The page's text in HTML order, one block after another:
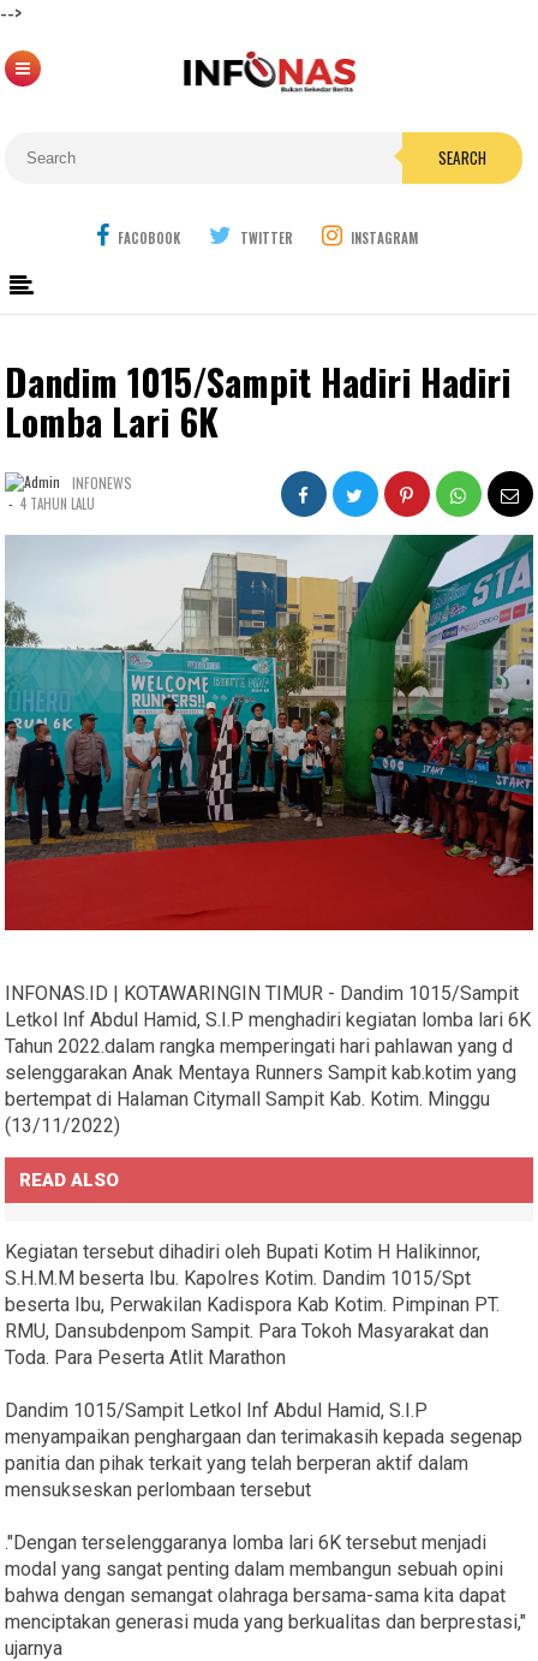
-->
SEARCH
FACOBOOK TWITTER INSTAGRAM
Dandim 1015/Sampit Hadiri Hadiri
Lomba Lari 6K
INFONEWS
- 4 TAHUN LALU
INFONAS.ID | KOTAWARINGIN TIMUR - Dandim 1015/Sampit
Letkol Inf Abdul Hamid, S.I.P menghadiri kegiatan lomba lari 6K
Tahun 2022.dalam rangka memperingati hari pahlawan yang d
selenggarakan Anak Mentaya Runners Sampit kab.kotim yang
bertempat di Halaman Citymall Sampit Kab. Kotim. Minggu
(13/11/2022)
READ ALSO
Kegiatan tersebut dihadiri oleh Bupati Kotim H Halikinnor,
S.H.M.M beserta Ibu. Kapolres Kotim. Dandim 1015/Spt
beserta Ibu, Perwakilan Kadispora Kab Kotim. Pimpinan PT.
RMU, Dansubdenpom Sampit. Para Tokoh Masyarakat dan
Toda. Para Peserta Atlit Marathon
Dandim 1015/Sampit Letkol Inf Abdul Hamid, S.I.P
menyampaikan penghargaan dan terimakasih kepada segenap
panitia dan pihak terkait yang telah berperan aktif dalam
mensukseskan perlombaan tersebut
."Dengan terselenggaranya lomba lari 6K tersebut menjadi
modal yang sangat penting dalam membangun sebuah opini
bahwa dengan semangat olahraga bersama-sama kita dapat
menciptakan generasi muda yang berkualitas dan berprestasi,"
ujarnya